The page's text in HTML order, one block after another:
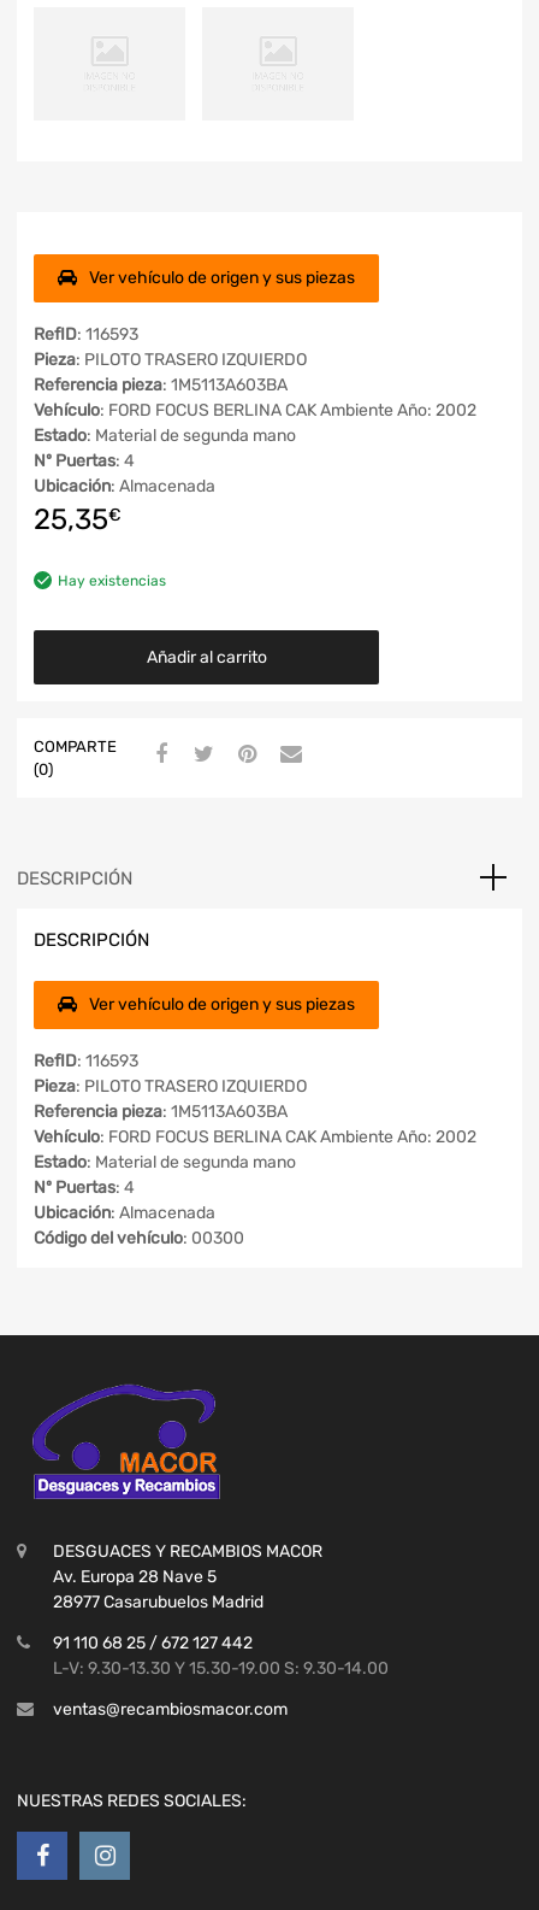
Ver vehículo de origen y sus piezas
RefID: 116593
Pieza: PILOTO TRASERO IZQUIERDO
Referencia pieza: 1M5113A603BA
Vehículo: FORD FOCUS BERLINA CAK Ambiente Año: 2002
Estado: Material de segunda mano
Nº Puertas: 4
Ubicación: Almacenada
25,35€
Hay existencias
Añadir al carrito
COMPARTE
(0)
DESCRIPCIÓN
DESCRIPCIÓN
Ver vehículo de origen y sus piezas
RefID: 116593
Pieza: PILOTO TRASERO IZQUIERDO
Referencia pieza: 1M5113A603BA
Vehículo: FORD FOCUS BERLINA CAK Ambiente Año: 2002
Estado: Material de segunda mano
Nº Puertas: 4
Ubicación: Almacenada
Código del vehículo: 00300
DESGUACES Y RECAMBIOS MACOR
Av. Europa 28 Nave 5
28977 Casarubuelos Madrid
91 110 68 25 / 672 127 442
L-V: 9.30-13.30 Y 15.30-19.00 S: 9.30-14.00
ventas@recambiosmacor.com
NUESTRAS REDES SOCIALES: